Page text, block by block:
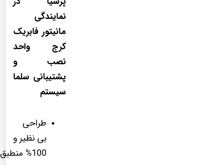
نمایندگی
مانیتور فابریک
کرج واحد
نصب و
پشتیبانی سلما
سیستم
طراحی
بی نظیر و
100% منطبق